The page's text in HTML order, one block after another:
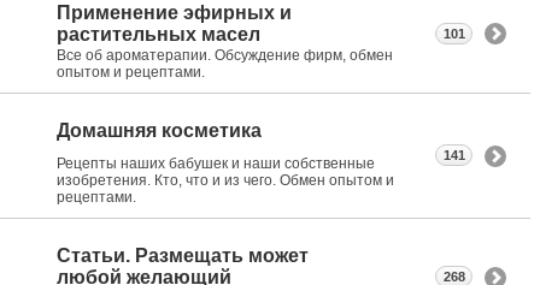
Применение эфирных и
растительных масел
Все об ароматерапии. Обсуждение фирм, обмен
опытом и рецептами.
101
Домашняя косметика
Рецепты наших бабушек и наши собственные
изобретения. Кто, что и из чего. Обмен опытом и
рецептами.
141
Статьи. Размещать может
любой желающий
268